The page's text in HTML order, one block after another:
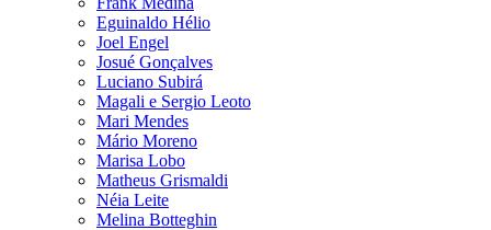
Eguinaldo Hélio
Joel Engel
Josué Gonçalves
Luciano Subirá
Magali e Sergio Leoto
Mari Mendes
Mário Moreno
Marisa Lobo
Matheus Grismaldi
Néia Leite
Melina Botteghin